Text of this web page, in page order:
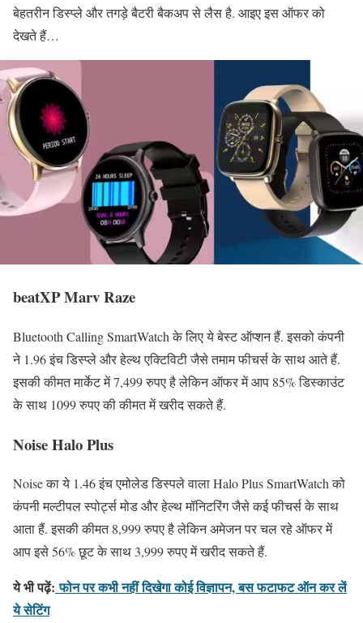
बेहतरीन डिस्प्ले और तगड़े बैटरी बैकअप से लैस है. आइए इस ऑफर को
देखते हैं…
beatXP Marv Raze
Bluetooth Calling SmartWatch के लिए ये बेस्ट ऑप्शन हैं. इसको कंपनी
ने 1.96 इंच डिस्प्ले और हेल्थ एक्टिविटी जैसे तमाम फीचर्स के साथ आते हैं.
इसकी कीमत मार्केट में 7,499 रुपए है लेकिन ऑफर में आप 85% डिस्काउंट
के साथ 1099 रुपए की कीमत में खरीद सकते हैं.
Noise Halo Plus
Noise का ये 1.46 इंच एमोलेड डिस्पले वाला Halo Plus SmartWatch को
कंपनी मल्टीपल स्पोर्ट्स मोड और हेल्थ मॉनिटरिंग जैसे कई फीचर्स के साथ
आता हैं. इसकी कीमत 8,999 रुपए है लेकिन अमेजन पर चल रहे ऑफर में
आप इसे 56% छूट के साथ 3,999 रुपए में खरीद सकते हैं.
ये भी पढ़ें: फोन पर कभी नहीं दिखेगा कोई विज्ञापन, बस फटाफट ऑन कर लें
ये सेटिंग